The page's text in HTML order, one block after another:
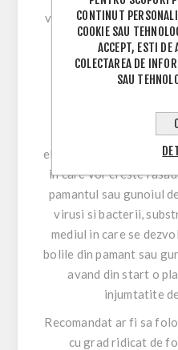
viguroase cu sanse
Cand vine vorba de
electrica , foarte
in care vor creste
pamantul sau gunoiul
virusi si bacterii,
mediul in care se
bolile din pamant sau
avand din start o
injumtatite
Recomandat ar fi sa
cu grad ridicat de
CONTINUT
COOKIE SAU
ACCEPT, ESTI DE
COLECTAREA DE
SAU